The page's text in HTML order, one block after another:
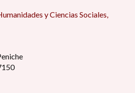
y Ciencias Sociales,